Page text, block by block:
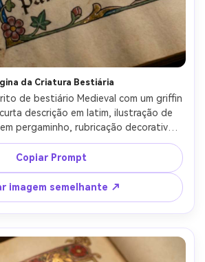
da Criatura Bestiária
de bestiário Medieval com um griffin
descrição em latim, ilustração de
pergaminho, rubricação decorativa
ornamentada com videiras de hera,
marginais, perspectiva plana,
detalhes de criaturas rotuladas,
antigo, iluminação altamente
85mm, profundidade de campo rasa,
cinematográfica suave-AR 4:5
Copiar Prompt
imagem semelhante ↗